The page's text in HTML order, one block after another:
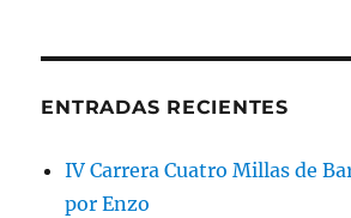
ENTRADAS RECIENTES
IV Carrera Cuatro Millas de
por Enzo